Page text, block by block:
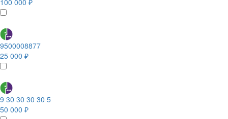
100 000 ₽
9500008877
25 000 ₽
9 30 30 30 30 5
50 000 ₽